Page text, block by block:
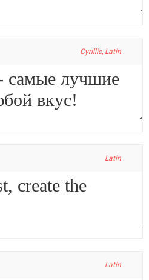
Cyrillic, Latin
Latin
Latin